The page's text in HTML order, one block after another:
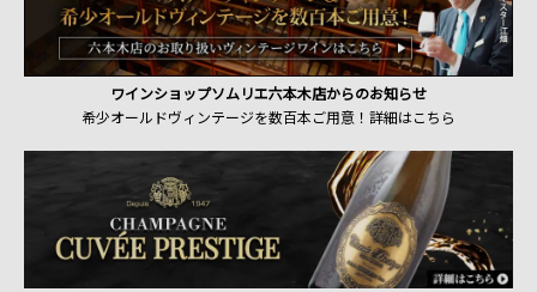
ワインショップソムリエ六本木店からのお知らせ
希少オールドヴィンテージを数百本ご用意！詳細はこちら